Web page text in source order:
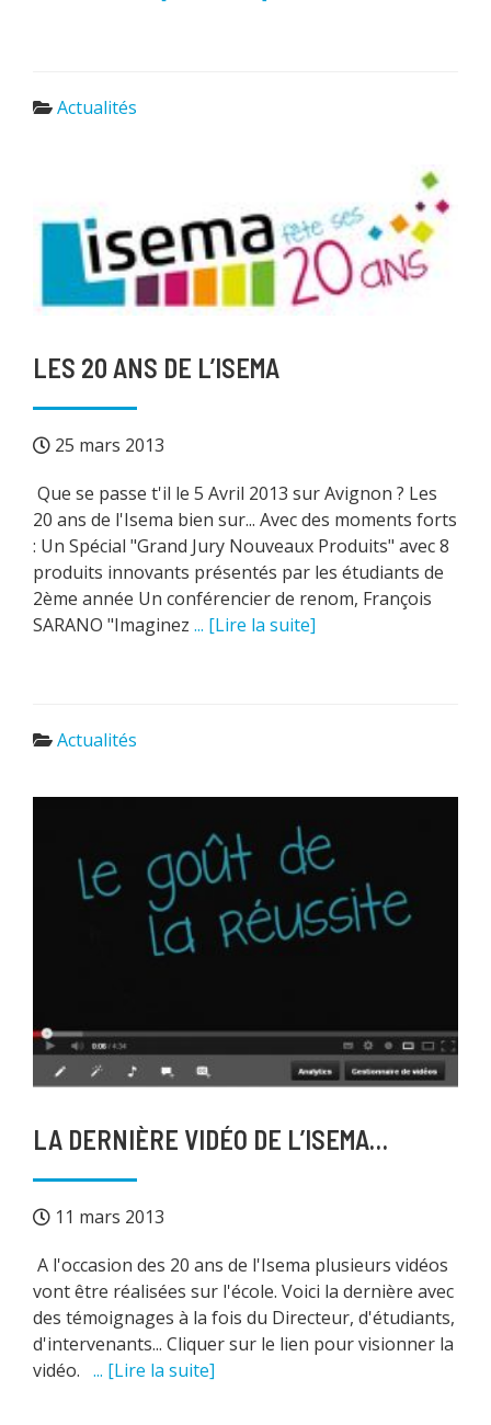
Actualités
LES 20 ANS DE L’ISEMA
25 mars 2013
Que se passe t'il le 5 Avril 2013 sur Avignon ? Les
20 ans de l'Isema bien sur... Avec des moments forts
: Un Spécial "Grand Jury Nouveaux Produits" avec 8
produits innovants présentés par les étudiants de
2ème année Un conférencier de renom, François
SARANO "Imaginez ... [Lire la suite]
Actualités
LA DERNIÈRE VIDÉO DE L’ISEMA…
11 mars 2013
A l'occasion des 20 ans de l'Isema plusieurs vidéos
vont être réalisées sur l'école. Voici la dernière avec
des témoignages à la fois du Directeur, d'étudiants,
d'intervenants... Cliquer sur le lien pour visionner la
vidéo. ... [Lire la suite]